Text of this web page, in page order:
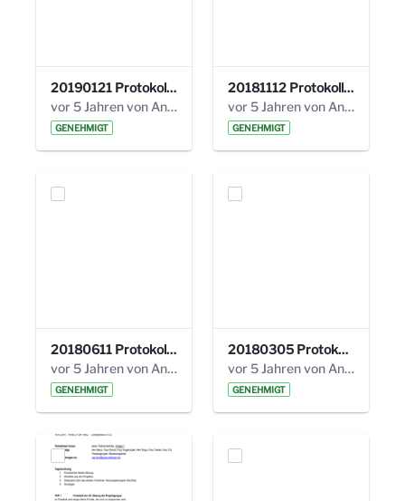
20190121 Protokoll 25. Steuerungskreis.pdf
vor 5 Jahren von Anni Schlumberger
GENEHMIGT
20181112 Protokoll 24. Steuerungskreis.pdf
vor 5 Jahren von Anni Schlumberger
GENEHMIGT
20180611 Protokoll 23. Steuerungskreis.pdf
vor 5 Jahren von Anni Schlumberger
GENEHMIGT
20180305 Protokoll 22. Steuerungskreis.pdf
vor 5 Jahren von Anni Schlumberger
GENEHMIGT